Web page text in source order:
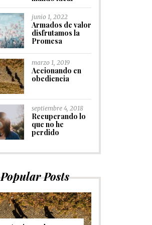
junio 1, 2022
Armados de valor
disfrutamos la
Promesa
marzo 1, 2019
Accionando en
obediencia
septiembre 4, 2018
Recuperando lo
que no he
perdido
Popular Posts